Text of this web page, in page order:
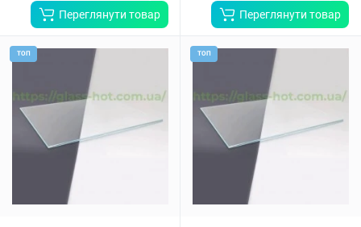
Переглянути товар Переглянути товар
ТОП ТОП